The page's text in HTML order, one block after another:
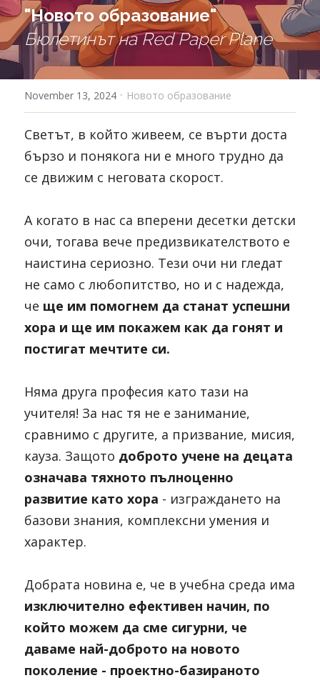
"Новото образование"
Бюлетинът на Red Paper Plane
November 13, 2024 · Новото образование
Светът, в който живеем, се върти доста
бързо и понякога ни е много трудно да
се движим с неговата скорост.
А когато в нас са вперени десетки детски
очи, тогава вече предизвикателството е
наистина сериозно. Тези очи ни гледат
не само с любопитство, но и с надежда,
че ще им помогнем да станат успешни
хора и ще им покажем как да гонят и
постигат мечтите си.
Няма друга професия като тази на
учителя! За нас тя не е занимание,
сравнимо с другите, а призвание, мисия,
кауза. Защото доброто учене на децата
означава тяхното пълноценно
развитие като хора - изграждането на
базови знания, комплексни умения и
характер.
изключително ефективен начин, по
който можем да сме сигурни, че
даваме най-доброто на новото
поколение - проектно-базираното